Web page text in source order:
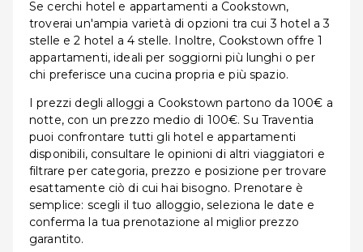
Se cerchi hotel e appartamenti a Cookstown,
troverai un'ampia varietà di opzioni tra cui 3 hotel a 3
stelle e 2 hotel a 4 stelle. Inoltre, Cookstown offre 1
appartamenti, ideali per soggiorni più lunghi o per
chi preferisce una cucina propria e più spazio.
I prezzi degli alloggi a Cookstown partono da 100€ a
notte, con un prezzo medio di 100€. Su Traventia
puoi confrontare tutti gli hotel e appartamenti
disponibili, consultare le opinioni di altri viaggiatori e
filtrare per categoria, prezzo e posizione per trovare
esattamente ciò di cui hai bisogno. Prenotare è
semplice: scegli il tuo alloggio, seleziona le date e
conferma la tua prenotazione al miglior prezzo
garantito.